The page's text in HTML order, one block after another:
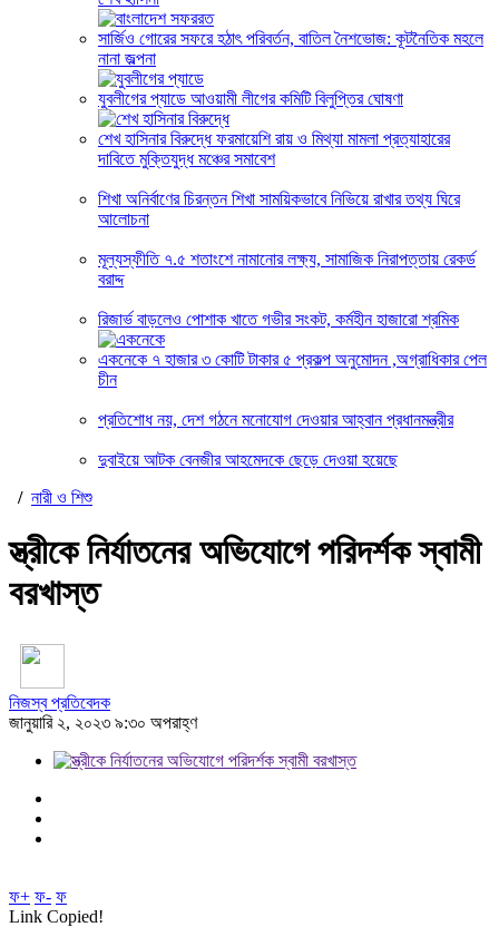
সার্জিও গোরের সফরে হঠাৎ পরিবর্তন, বাতিল নৈশভোজ: কূটনৈতিক মহলে
নানা জল্পনা
যুবলীগের প্যাডে আওয়ামী লীগের কমিটি বিলুপ্তির ঘোষণা
শেখ হাসিনার বিরুদ্ধে ফরমায়েশি রায় ও মিথ্যা মামলা প্রত্যাহারের
দাবিতে মুক্তিযুদ্ধ মঞ্চের সমাবেশ
শিখা অনির্বাণের চিরন্তন শিখা সাময়িকভাবে নিভিয়ে রাখার তথ্য ঘিরে
আলোচনা
মূল্যস্ফীতি ৭.৫ শতাংশে নামানোর লক্ষ্য, সামাজিক নিরাপত্তায় রেকর্ড
বরাদ্দ
রিজার্ভ বাড়লেও পোশাক খাতে গভীর সংকট, কর্মহীন হাজারো শ্রমিক
একনেকে ৭ হাজার ৩ কোটি টাকার ৫ প্রকল্প অনুমোদন ,অগ্রাধিকার পেল
চীন
প্রতিশোধ নয়, দেশ গঠনে মনোযোগ দেওয়ার আহ্বান প্রধানমন্ত্রীর
দুবাইয়ে আটক বেনজীর আহমেদকে ছেড়ে দেওয়া হয়েছে
/ নারী ও শিশু
স্ত্রীকে নির্যাতনের অভিযোগে পরিদর্শক স্বামী
বরখাস্ত
নিজস্ব প্রতিবেদক
জানুয়ারি ২, ২০২৩ ৯:৩০ অপরাহ্ণ
ফ+ ফ- ফ
Link Copied!